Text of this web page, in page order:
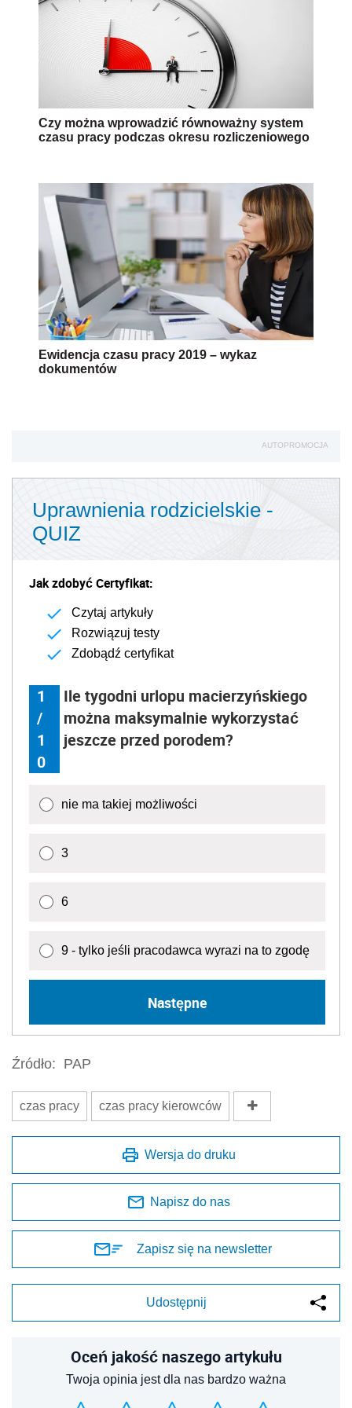
Czy można wprowadzić równoważny system
czasu pracy podczas okresu rozliczeniowego
Ewidencja czasu pracy 2019 – wykaz
dokumentów
AUTOPROMOCJA
Uprawnienia rodzicielskie -
QUIZ
Jak zdobyć Certyfikat:
Czytaj artykuły
Rozwiązuj testy
Zdobądź certyfikat
1
/
1
0
Ile tygodni urlopu macierzyńskiego
można maksymalnie wykorzystać
jeszcze przed porodem?
nie ma takiej możliwości
3
6
9 - tylko jeśli pracodawca wyrazi na to zgodę
Następne
Źródło: PAP
czas pracy czas pracy kierowców
Wersja do druku
Napisz do nas
Zapisz się na newsletter
Udostępnij
Oceń jakość naszego artykułu
Twoja opinia jest dla nas bardzo ważna